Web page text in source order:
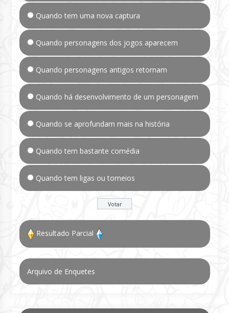
Quando tem uma nova captura
Quando personagens dos jogos aparecem
Quando personagens antigos retornam
Quando há desenvolvimento de um personagem
Quando se aprofundam mais na história
Quando tem bastante comédia
Quando tem ligas ou torneios
Resultado Parcial
Arquivo de Enquetes